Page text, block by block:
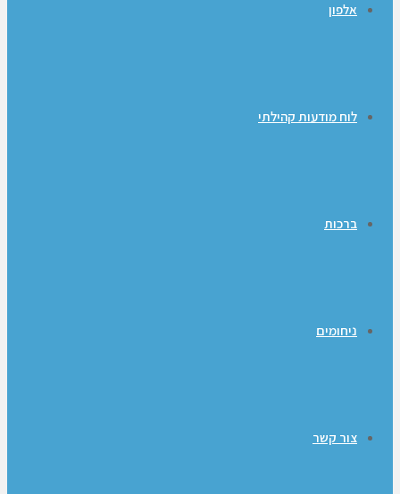
אלפון
לוח מודעות קהילתי
ברכות
ניחומים
צור קשר